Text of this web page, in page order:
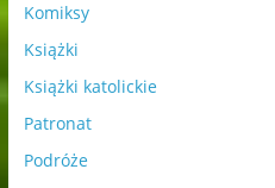
Komiksy
Książki
Książki katolickie
Patronat
Podróże